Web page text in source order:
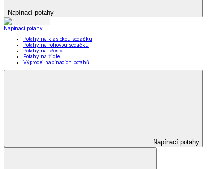
Napínací potahy
Napínací potahy
Potahy na klasickou sedačku
Potahy na rohovou sedačku
Potahy na křeslo
Potahy na židle
Výprodej napínacích potahů
Napínací potahy